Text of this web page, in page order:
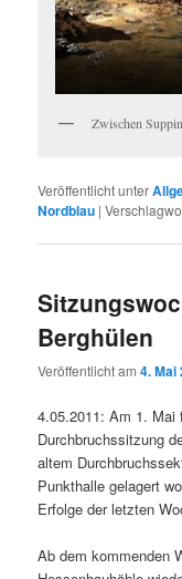
Zwischen
Veröffentlicht unter
Nordblau |
Berghülen
Veröffentlicht am4. Mai
4.05.2011: Am 1. Mai
Durchbruchssitzung
altem
Punkthalle gelagert
Erfolge der letzten
Ab dem kommenden